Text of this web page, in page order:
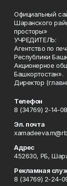
Официальный
Шаранского
просторы»
УЧРЕДИТЕЛЬ:
Агентство по
Республики
Акционерное
Башкортостан».
Директор
Телефон
8 (34769) 2-14-08
Эл. почта
Адрес
452630, РБ,
Рекламная
8 (34769) 2-24-